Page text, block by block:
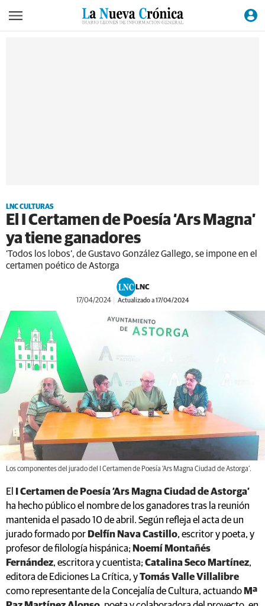
LNC CULTURAS
El I Certamen de Poesía ‘Ars Magna’
ya tiene ganadores
‘Todos los lobos’, de Gustavo González Gallego, se impone en el
certamen poético de Astorga
LNC
17/04/2024 Actualizado a 17/04/2024
Los componentes del jurado del I Certamen de Poesía ‘Ars Magna Ciudad de Astorga’.
El
I Certamen de Poesía ‘Ars Magna Ciudad de Astorga’
ha hecho público el nombre de los ganadores tras la reunión
mantenida el pasado 10 de abril. Según refleja el acta de un
jurado formado por Delfín Nava Castillo, escritor y poeta, y
profesor de filología hispánica; Noemí Montañés
Fernández, escritora y cuentista; Catalina Seco Martínez,
editora de Ediciones La Crítica, yTomás Valle Villalibre
como representante de la Concejalía de Cultura, actuando Mª